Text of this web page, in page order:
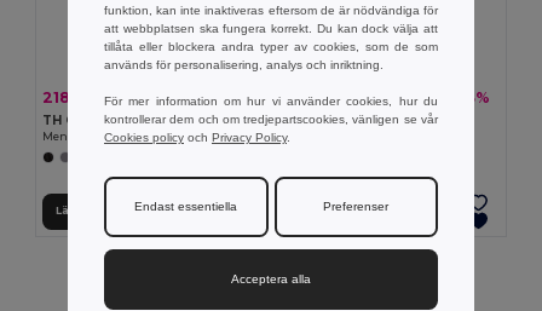
218.77 kr326.51 kr -33%
TH Clothes 30151
Men's long-sleeved shirt
Lägg till i Varukorgen
220.68 kr329.48 kr -33%
TH Clothes 30153
Men's long-sleeved oxford shirt
Lägg till i Varukorgen
Visar Alla Produkter.
funktion, kan inte inaktiveras eftersom de är nödvändiga för
att webbplatsen ska fungera korrekt. Du kan dock välja att
tillåta eller blockera andra typer av cookies, som de som
används för personalisering, analys och inriktning.
För mer information om hur vi använder cookies, hur du
kontrollerar dem och om tredjepartscookies, vänligen se vår
Cookies policy och Privacy Policy.
Endast essentiella Preferenser
Acceptera alla